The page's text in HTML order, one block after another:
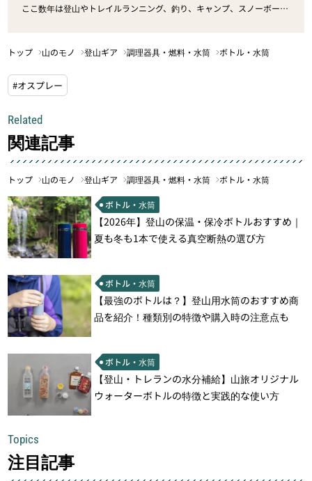
ここ数年は登山やトレイルランニング、釣り、キャンプ、スノーボード
トップ 山のモノ 登山ギア 調理器具・燃料・水筒 ボトル・水筒
#オスプレー
Related
関連記事
トップ 山のモノ 登山ギア 調理器具・燃料・水筒 ボトル・水筒
ボトル・水筒
【2026年】登山の保温・保冷ボトルおすすめ｜
夏も冬も1本で使える真空断熱の選び方
ボトル・水筒
【最強のボトルは？】登山用水筒のおすすめ商
品を紹介！種類別の特徴や購入時の注意点も
ボトル・水筒
【登山・トレランの水分補給】山旅オリジナル
ウォーターボトルの特徴と実践的な使い方
Topics
注目記事